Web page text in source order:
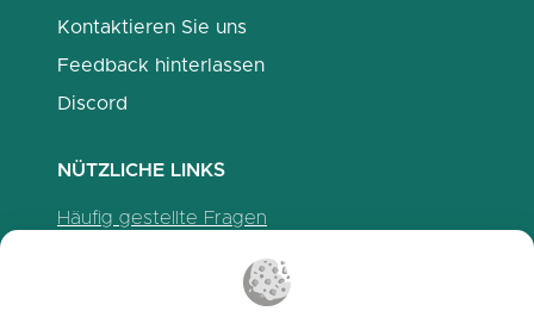
Kontaktieren Sie uns
Feedback hinterlassen
Discord
NÜTZLICHE LINKS
Häufig gestellte Fragen